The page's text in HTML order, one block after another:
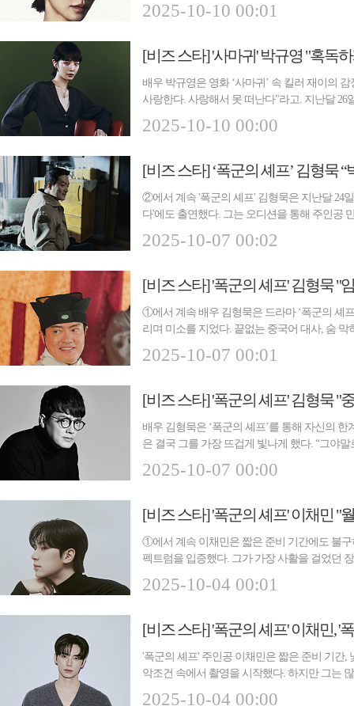
2025-10-10 00:01
배우 박규영은 영화 ‘사마귀’ 속 킬러 재이의
사랑한다. 사랑해서 못 떠난다"라고. 지난달 26
2025-10-10 00:00
②에서 계속 '폭군의 셰프' 김형묵은 지난달 24
다'에도 출연했다. 그는 오디션을 통해 주인공
2025-10-07 00:02
①에서 계속 배우 김형묵은 드라마 ‘폭군의 셰
리며 미소를 지었다. 끝없는 중국어 대사, 숨
2025-10-07 00:01
배우 김형묵은 ‘폭군의 셰프’를 통해 자신의
은 결국 그를 가장 뜨겁게 빛나게 했다. “그야
2025-10-07 00:00
①에서 계속 이채민은 짧은 준비 기간에도 불구
펙트럼을 입증했다. 그가 가장 사활을 걸었던
2025-10-04 00:01
[비즈 스타] '폭군의 셰프' 이채민, '
'폭군의 셰프' 주인공 이채민은 짧은 준비 기간,
악조건 속에서 촬영을 시작했다. 하지만 그는
2025-10-04 00:00